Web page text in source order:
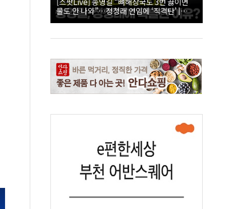
물도 안 나와”…정청래 연임에 ‘직격탄’ |
26.08.08 더불어민주당 당대표·최고위원 후